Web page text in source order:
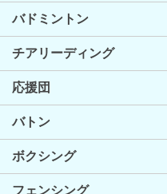
バドミントン
チアリーディング
応援団
バトン
ボクシング
フェンシング